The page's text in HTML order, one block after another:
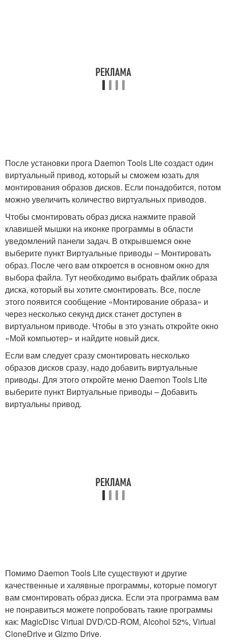
После установки прога Daemon Tools Lite создаст один
виртуальный привод, который ы сможем юзать для
монтирования образов дисков. Если понадобится, потом
можно увеличить количество виртуальных приводов.
Чтобы смонтировать образ диска нажмите правой
клавишей мышки на иконке программы в области
уведомлений панели задач. В открывшемся окне
выберите пункт Виртуальные приводы – Монтировать
образ. После чего вам откроется в основном окно для
выбора файла. Тут необходимо выбрать файлик образа
диска, который вы хотите смонтировать. Все, после
этого появится сообщение «Монтирование образа» и
через несколько секунд диск станет доступен в
виртуальном приводе. Чтобы в это узнать откройте окно
«Мой компьютер» и найдите новый диск.
Если вам следует сразу смонтировать несколько
образов дисков сразу, надо добавить виртуальные
приводы. Для этого откройте меню Daemon Tools Lite
выберите пункт Виртуальные приводы – Добавить
виртуальны привод.
Помимо Daemon Tools Lite существуют и другие
качественные и халявные программы, которые помогут
вам смонтировать образ диска. Если эта программа вам
не понравиться можете попробовать такие программы
как: MagicDisc Virtual DVD/CD-ROM, Alcohol 52%, Virtual
CloneDrive и Gizmo Drive.